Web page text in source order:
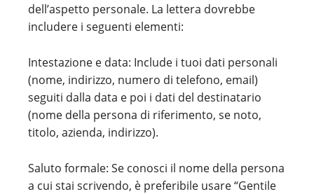
dell’aspetto personale. La lettera dovrebbe
includere i seguenti elementi:
Intestazione e data: Include i tuoi dati personali
(nome, indirizzo, numero di telefono, email)
seguiti dalla data e poi i dati del destinatario
(nome della persona di riferimento, se noto,
titolo, azienda, indirizzo).
Saluto formale: Se conosci il nome della persona
a cui stai scrivendo, è preferibile usare “Gentile